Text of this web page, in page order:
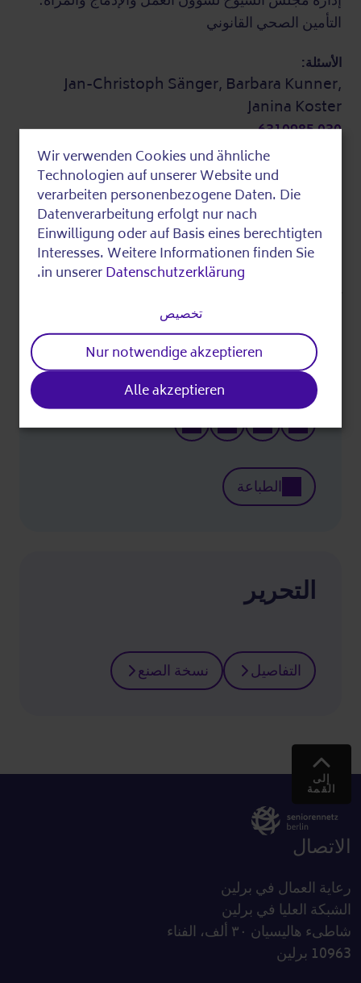
التأمين الصحي القانوني
الأسئلة:
Jan-Christoph Sänger, Barbara Kunner,
Janina Koster
030 6310985
eigeninitiative@sekis-berlin.de
معلومات إضافية
التكاليف:
هذا الحدث مجاني.
Divide
الطباعة
التحرير
التفاصيل نسخة الصنع
إلى
القمة
الاتصال
رعاية العمال في برلين
الشبكة العليا في برلين
شاطىء هاليسيان ٣٠ ألف، الفناء
10963 برلين
of
personal
data
Wir verwenden Cookies und ähnliche
Technologien auf unserer Website und
verarbeiten personenbezogene Daten. Die
Datenverarbeitung erfolgt nur nach
Einwilligung oder auf Basis eines berechtigten
Interesses. Weitere Informationen finden Sie
in unsererDatenschutzerklärung
.
تخصيص
Nur notwendige akzeptieren
Alle akzeptieren